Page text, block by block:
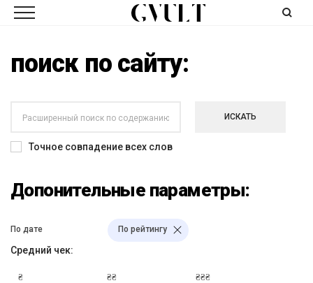
поиск по сайту:
ИСКАТЬ
Точное совпадение всех слов
Допонительные параметры:
По дате По рейтингу
Средний чек:
₴ ₴₴
₴₴₴